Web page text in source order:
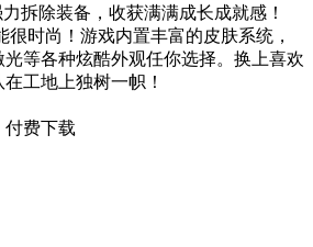
拆除装备，收获满满成长成就感！
很时尚！游戏内置丰富的皮肤系统，
等各种炫酷外观任你选择。换上喜欢
工地上独树一帜！
付费下载